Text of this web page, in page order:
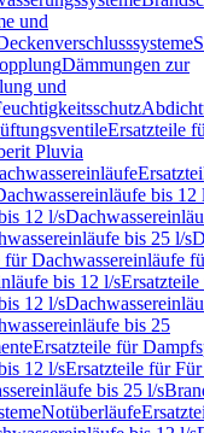
und
Dämmungen zur
und
Ersatzteile
Pluvia
bis 12
12 l/s
bis 25 l/s
für Dachwassereinläufe
bis 12 l/s
12 l/s
bis 25
Ersatzteile für
12 l/sErsatzteile für
bis 25 l/s
Notüberläufe